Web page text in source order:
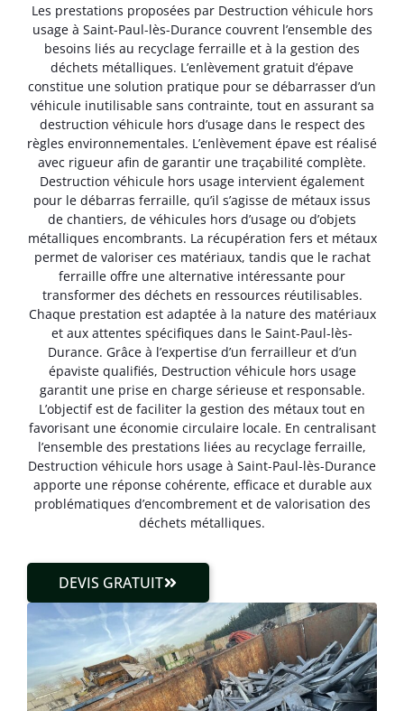
Les prestations proposées par Destruction véhicule hors
usage à Saint-Paul-lès-Durance couvrent l’ensemble des
besoins liés au recyclage ferraille et à la gestion des
déchets métalliques. L’enlèvement gratuit d’épave
constitue une solution pratique pour se débarrasser d’un
véhicule inutilisable sans contrainte, tout en assurant sa
destruction véhicule hors d’usage dans le respect des
règles environnementales. L’enlèvement épave est réalisé
avec rigueur afin de garantir une traçabilité complète.
Destruction véhicule hors usage intervient également
pour le débarras ferraille, qu’il s’agisse de métaux issus
de chantiers, de véhicules hors d’usage ou d’objets
métalliques encombrants. La récupération fers et métaux
permet de valoriser ces matériaux, tandis que le rachat
ferraille offre une alternative intéressante pour
transformer des déchets en ressources réutilisables.
Chaque prestation est adaptée à la nature des matériaux
et aux attentes spécifiques dans le Saint-Paul-lès-
Durance. Grâce à l’expertise d’un ferrailleur et d’un
épaviste qualifiés, Destruction véhicule hors usage
garantit une prise en charge sérieuse et responsable.
L’objectif est de faciliter la gestion des métaux tout en
favorisant une économie circulaire locale. En centralisant
l’ensemble des prestations liées au recyclage ferraille,
Destruction véhicule hors usage à Saint-Paul-lès-Durance
apporte une réponse cohérente, efficace et durable aux
problématiques d’encombrement et de valorisation des
déchets métalliques.
DEVIS GRATUIT